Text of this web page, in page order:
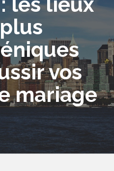
vos
mariage